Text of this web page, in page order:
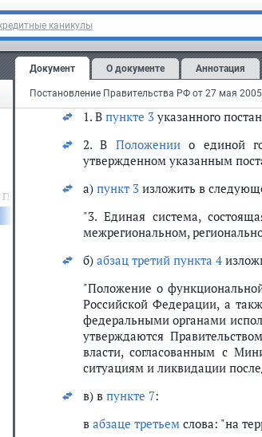
каникулы
Российской Федерации от 30 декабря
Документ О документе Аннотация
(утв.
С изменениями и
1. В пункте 3 указанного
2. В Положениио единой
утвержденном указанным
а) пункт 3 изложить в
"3. Единая система,
межрегиональном,
б) абзац третий пункта 4
"Положение о
Российской Федерации, а
федеральными органами
утверждаются
власти, согласованным с
ситуациям и ликвидации
в) в пункте 7:
в абзаце третьем слова: "на